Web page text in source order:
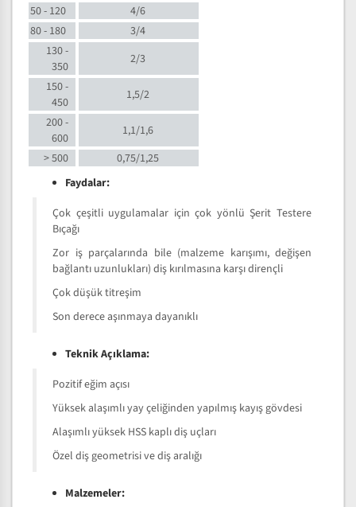
50 - 120
4/6
80 - 180
3/4
130 -
350
2/3
150 -
450
1,5/2
200 -
600
1,1/1,6
> 500
0,75/1,25
Faydalar:
Çok çeşitli uygulamalar için çok yönlü Şerit Testere
Bıçağı
Zor iş parçalarında bile (malzeme karışımı, değişen
bağlantı uzunlukları) diş kırılmasına karşı dirençli
Çok düşük titreşim
Son derece aşınmaya dayanıklı
Teknik Açıklama:
Pozitif eğim açısı
Yüksek alaşımlı yay çeliğinden yapılmış kayış gövdesi
Alaşımlı yüksek HSS kaplı diş uçları
Özel diş geometrisi ve diş aralığı
Malzemeler: